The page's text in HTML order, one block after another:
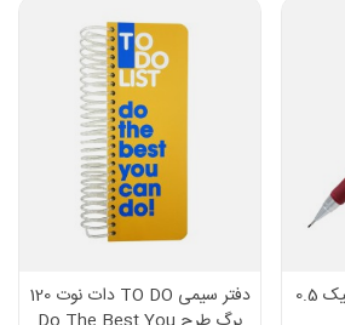
مداد نوکی پنتر طرح کلاسیک 0.5
دفتر سیمی TO DO دات نوت 120